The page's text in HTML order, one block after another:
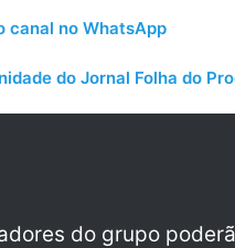
canal no WhatsApp
do Jornal Folha do
do grupo